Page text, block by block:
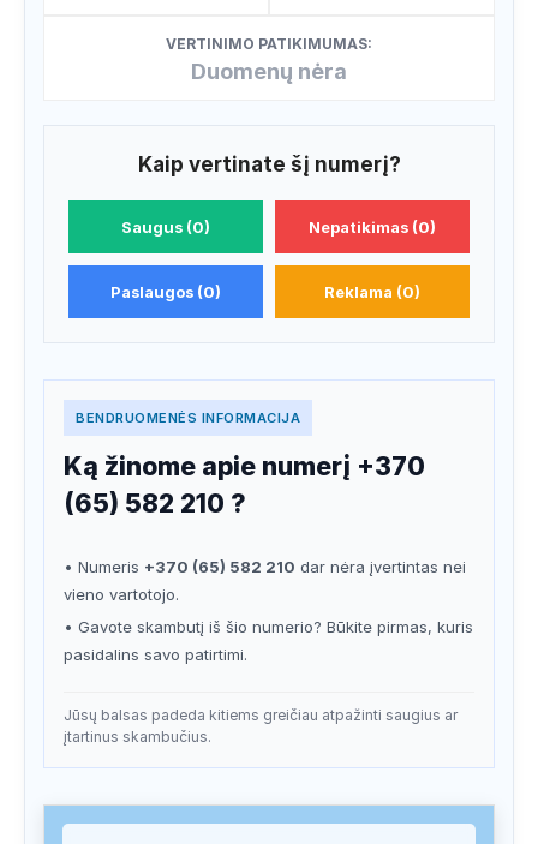
VERTINIMO PATIKIMUMAS:
Duomenų nėra
Kaip vertinate šį numerį?
Saugus (0) Nepatikimas (0)
Paslaugos (0) Reklama (0)
BENDRUOMENĖS INFORMACIJA
Ką žinome apie numerį +370
(65) 582 210 ?
• Numeris +370 (65) 582 210 dar nėra įvertintas nei
vieno vartotojo.
• Gavote skambutį iš šio numerio? Būkite pirmas, kuris
pasidalins savo patirtimi.
Jūsų balsas padeda kitiems greičiau atpažinti saugius ar
įtartinus skambučius.